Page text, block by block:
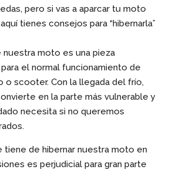
pero si vas a aparcar tu moto
tienes consejos para “hibernarla”
nuestra moto es una pieza
el normal funcionamiento de
o scooter. Con la llegada del frío,
en la parte más vulnerable y
necesita si no queremos
tiene de hibernar nuestra moto en
es perjudicial para gran parte